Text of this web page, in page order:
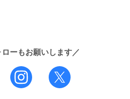
ーもお願いします／